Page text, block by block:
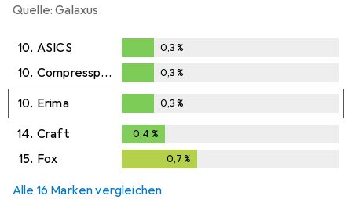
Quelle: Galaxus
10. ASICS
0,3%
0,3%
10. Compressport
0,3%
0,3%
10. Erima
0,3%
0,3%
14. Craft 0,4 %
15. Fox 0,7 %
Alle 16 Marken vergleichen